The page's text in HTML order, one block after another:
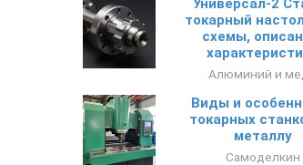
Универсал-2
токарный
схемы,
Алюминий и
Виды и
токарных
металлу
Самоделкин